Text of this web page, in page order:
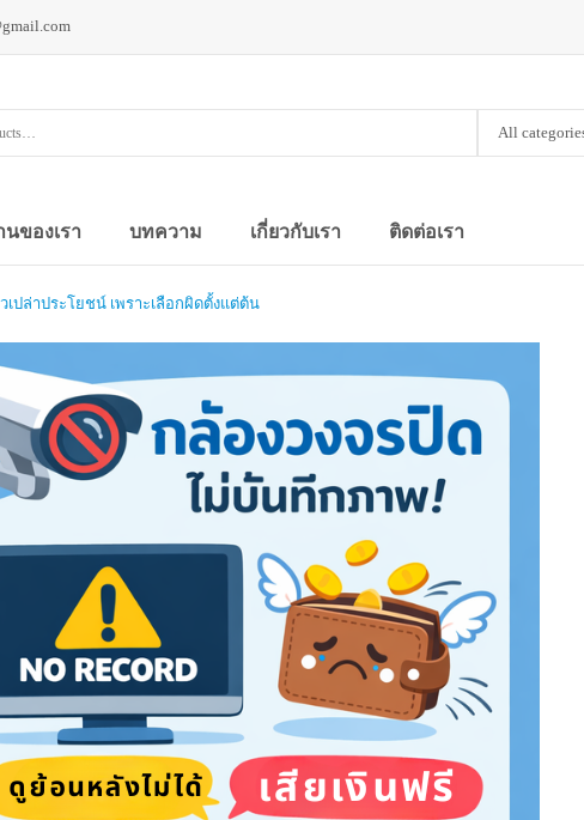
All
นของเรา บทความ เกี่ยวกับเรา ติดต่อเรา
ปล่าประโยชน์ เพราะเลือกผิดตั้งแต่ต้น